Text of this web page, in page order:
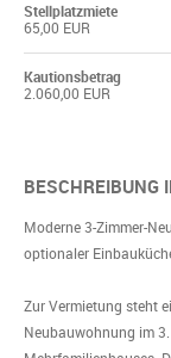
Stellplatzmiete
65,00 EUR
Kautionsbetrag
2.060,00 EUR
BESCHREIBUNG
Moderne 3-Zimmer-
optionaler
Zur Vermietung steht
Neubauwohnung im